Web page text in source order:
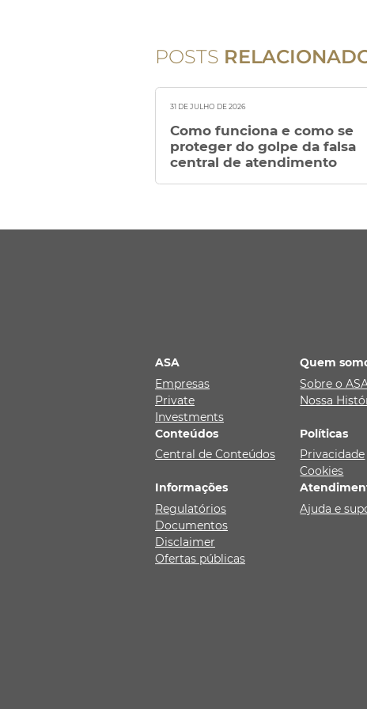
POSTS
31 DE JULHO DE 2026
Como funciona e como se
proteger do golpe da falsa
central de atendimento
ASA
Empresas
Private
Investments
Quem
Sobre o
Nossa
Conteúdos
Central de Conteúdos
Políticas
Privacidade
Cookies
Informações
Regulatórios
Documentos
Disclaimer
Ofertas públicas
Ajuda e